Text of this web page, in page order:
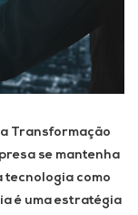
Transformação
se mantenha
tecnologia como
é uma estratégia